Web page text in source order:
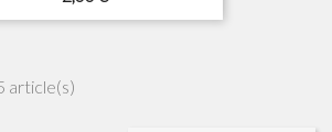
article(s)